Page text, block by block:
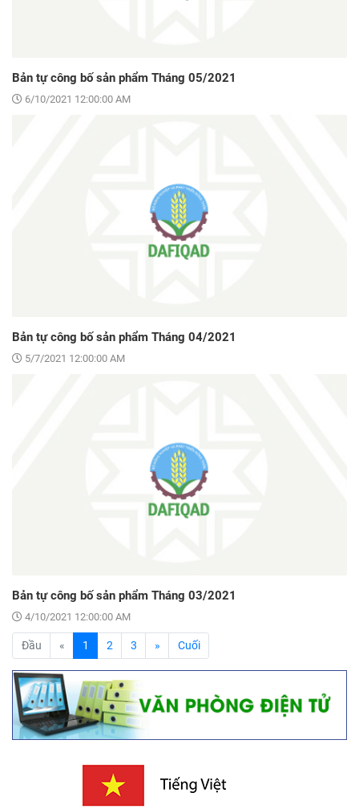
Bản tự công bố sản phẩm Tháng 05/2021
6/10/2021 12:00:00 AM
Bản tự công bố sản phẩm Tháng 04/2021
5/7/2021 12:00:00 AM
Bản tự công bố sản phẩm Tháng 03/2021
4/10/2021 12:00:00 AM
Đầu « 1 (current)
2 3 » Cuối